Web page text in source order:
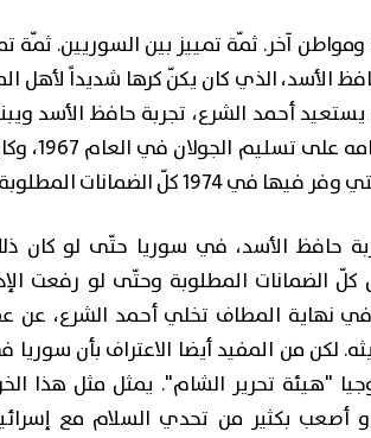
آخر. ثمّة تمييز بين السوريين. ثمّة
الأسد، الذي كان يكنّ كرها شديداً لأهل
أحمد الشرع، تجربة حافظ الأسد
بناه
المطلوبة إسرائيلياً؟
تكرار تجربة حافظ الأسد، في سوريا حتّى لو
الضمانات المطلوبة وحتّى لو رفعت
نهاية المطاف تخلي أحمد الشرع، عن
لكن من المفيد أيضا الاعتراف بأن
"هيئة تحرير الشام". يمثل مثل هذا
أصعب بكثير من تحدي السلام مع